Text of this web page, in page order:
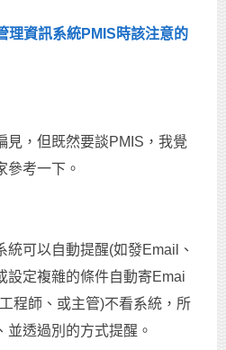
理資訊系統PMIS時該注意的
見，但既然要談PMIS，我覺
參考一下。
可以自動提醒(如發Email、
設定複雜的條件自動寄Emai
程師、或主管)不看系統，所
並透過別的方式提醒。